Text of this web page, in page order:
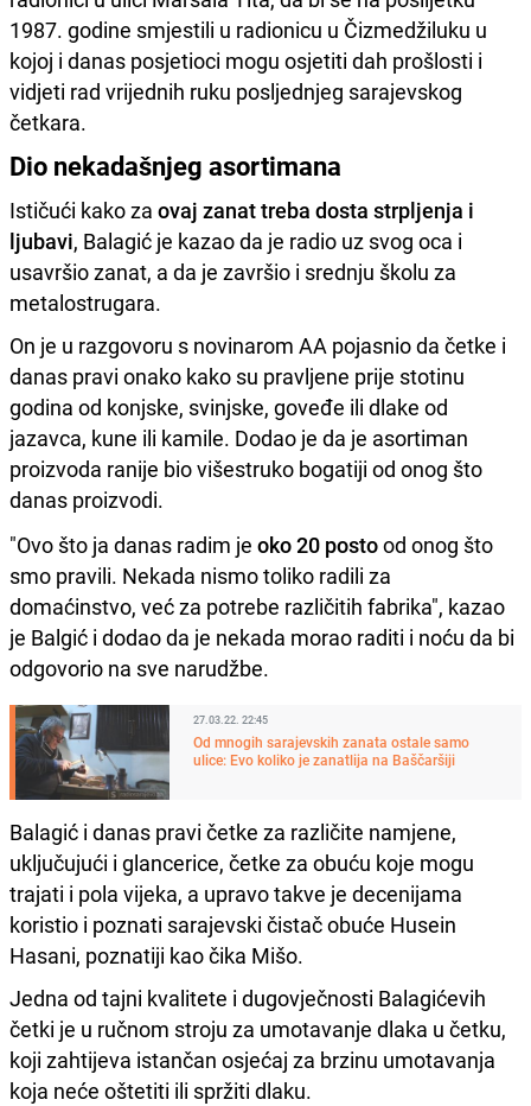
1987. godine smjestili u radionicu u Čizmedžiluku u
kojoj i danas posjetioci mogu osjetiti dah prošlosti i
vidjeti rad vrijednih ruku posljednjeg sarajevskog
četkara.
Dio nekadašnjeg asortimana
Ističući kako za ovaj zanat treba dosta strpljenja i
ljubavi, Balagić je kazao da je radio uz svog oca i
usavršio zanat, a da je završio i srednju školu za
metalostrugara.
On je u razgovoru s novinarom AA pojasnio da četke i
danas pravi onako kako su pravljene prije stotinu
godina od konjske, svinjske, goveđe ili dlake od
jazavca, kune ili kamile. Dodao je da je asortiman
proizvoda ranije bio višestruko bogatiji od onog što
danas proizvodi.
"Ovo što ja danas radim je oko 20 postood onog što
smo pravili. Nekada nismo toliko radili za
domaćinstvo, već za potrebe različitih fabrika", kazao
je Balgić i dodao da je nekada morao raditi i noću da bi
odgovorio na sve narudžbe.
27.03.22. 22:45
Od mnogih sarajevskih zanata ostale samo
ulice: Evo koliko je zanatlija na Baščaršiji
Balagić i danas pravi četke za različite namjene,
uključujući i glancerice, četke za obuću koje mogu
trajati i pola vijeka, a upravo takve je decenijama
koristio i poznati sarajevski čistač obuće Husein
Hasani, poznatiji kao čika Mišo.
Jedna od tajni kvalitete i dugovječnosti Balagićevih
četki je u ručnom stroju za umotavanje dlaka u četku,
koji zahtijeva istančan osjećaj za brzinu umotavanja
koja neće oštetiti ili spržiti dlaku.